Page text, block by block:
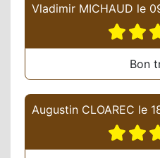
Vladimir MICHAUD le
Bon
Augustin CLOAREC le